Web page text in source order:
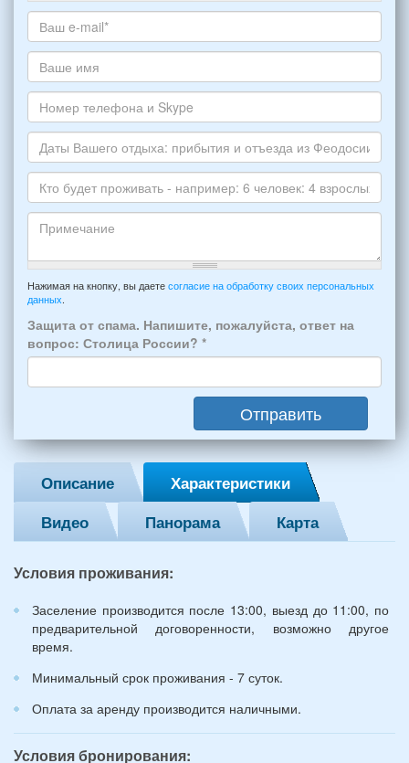
Какое
жилье
хотите
снять,
укажите
пожалуйста
НОМЕР
варианта:
*
Ваш
адрес
электронной
почты
*
Ваше
имя
Номер
телефона
и
Skype
Даты
Вашего
отдыха:
прибытия
отъезда
из
Феодосии:
*
Кто
будет
-
например:
6
человек:
4
взрослых
и
2
детей
(возраст
и
лет):
Примечание
Нажимая на кнопку, вы даете согласие на обработку своих персональных
данных
Защита от спама. Напишите, пожалуйста, ответ на
вопрос: Столица России? *
Отправить
Описание
Характеристики
Видео
Панорама Карта
Условия проживания:
Заселение производится после 13:00, выезд до 11:00, по
предварительной договоренности, возможно другое
время.
Минимальный срок проживания - 7 суток.
Оплата за аренду производится наличными.
Условия бронирования: